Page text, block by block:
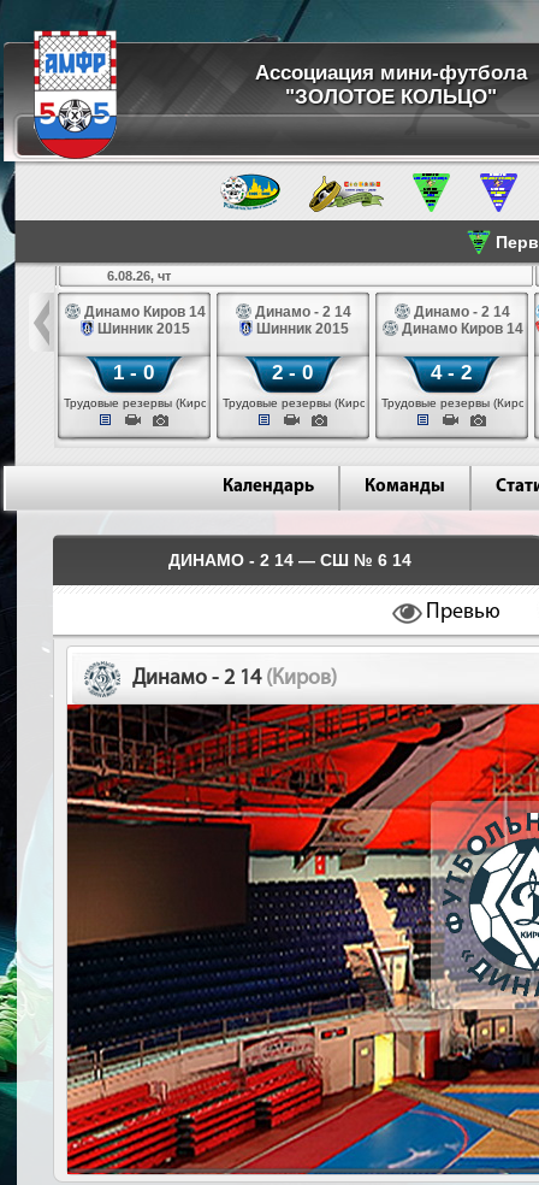
Ассоциация мини-футбола
"ЗОЛОТОЕ КОЛЬЦО"
14
6.08.26, чт
Динамо Киров 14
Шинник 2015
1 - 0
Трудовые резервы (Киров)
Динамо - 2 14
Шинник 2015
2 - 0
Трудовые резервы (Киров)
Динамо - 2 14
Динамо Киров 14
4 - 2
Трудовые резервы (Киров)
Календарь Команды
ДИНАМО - 2 14 — СШ № 6 14
Превью
Динамо - 2 14 (Киров)